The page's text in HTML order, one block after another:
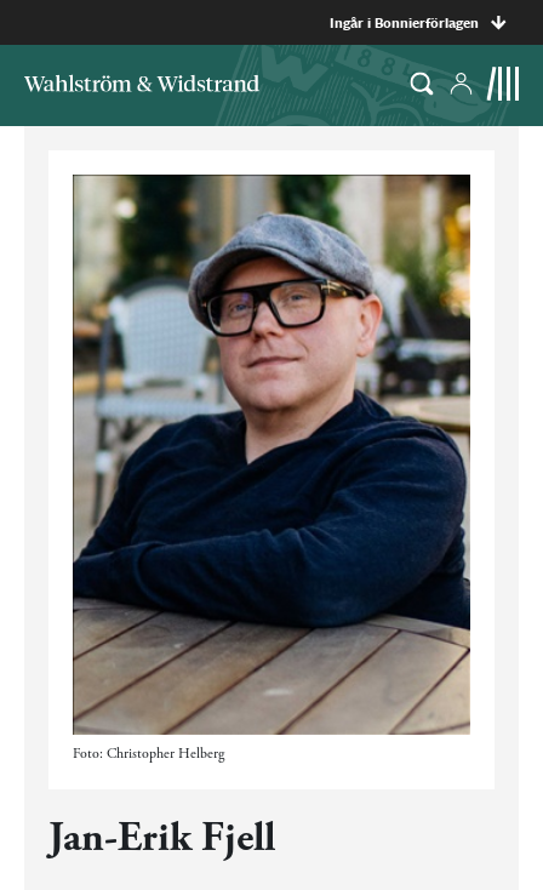
Ingår i Bonnierförlagen
Foto: Christopher Helberg
Jan-Erik Fjell